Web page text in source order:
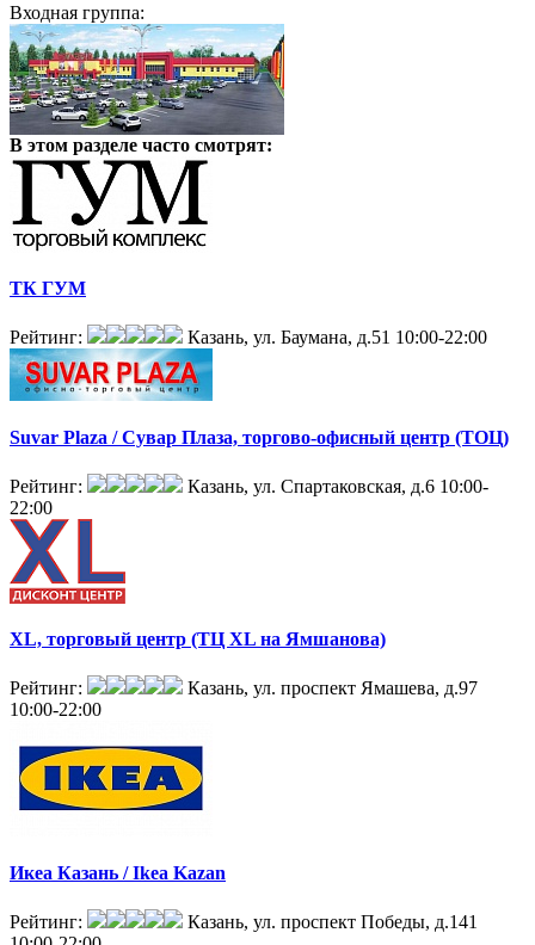
Входная группа:
В этом разделе часто смотрят:
ТК ГУМ
Рейтинг: Казань, ул. Баумана, д.51 10:00-22:00
Suvar Plaza / Сувар Плаза, торгово-офисный центр (ТОЦ)
Рейтинг: Казань, ул. Спартаковская, д.6 10:00-
22:00
XL, торговый центр (ТЦ XL на Ямшанова)
Рейтинг:
Казань, ул. проспект Ямашева, д.97
10:00-22:00
Икеа Казань / Ikea Kazan
Рейтинг:
Казань, ул. проспект Победы, д.141